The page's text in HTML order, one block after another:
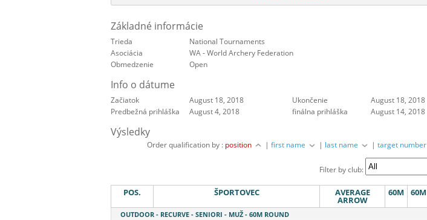
Základné informácie
Trieda
National Tournaments
Asociácia
WA - World Archery Federation
Obmedzenie
Open
Info o dátume
Začiatok August 18, 2018 Ukončenie
August 18, 2018
Predbežná prihláška
August 4, 2018 finálna prihláška August 14, 2018
Výsledky
Order qualification by : position |first name | last name |target number
Filter by club:
POS. ŠPORTOVEC AVERAGE
ARROW
60M 60M
OUTDOOR - RECURVE - SENIORI - MUŽ - 60M ROUND